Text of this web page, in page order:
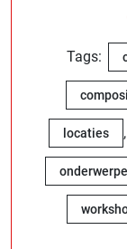
Tags:
locaties ,